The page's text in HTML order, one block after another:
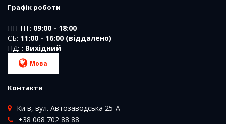
Графік роботи
ПН-ПТ: 09:00 - 18:00
СБ: 11:00 - 16:00 (віддалено)
НД: : Вихідний
Мова
Контакти
Київ, вул. Автозаводська 25-А
+38 068 702 88 88